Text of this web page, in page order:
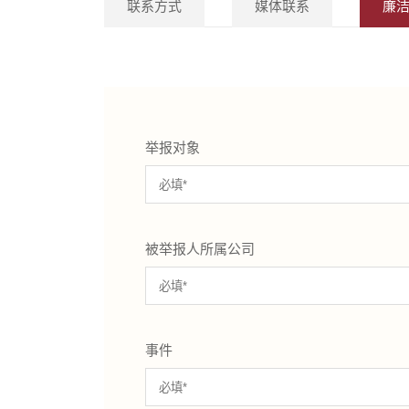
联系方式 媒体联系 廉
举报对象
被举报人所属公司
事件